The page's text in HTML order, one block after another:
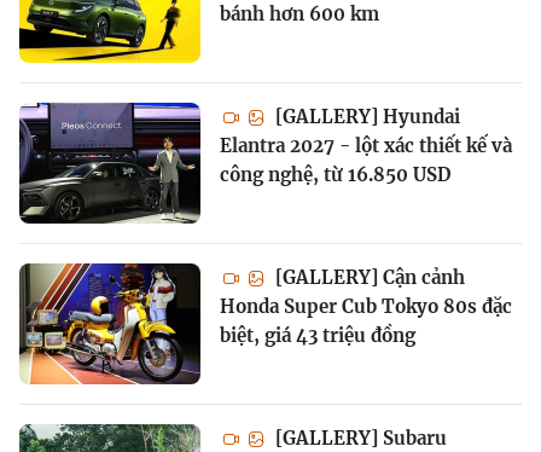
bánh hơn 600 km
[GALLERY] Hyundai
Elantra 2027 - lột xác thiết kế và
công nghệ, từ 16.850 USD
[GALLERY] Cận cảnh
Honda Super Cub Tokyo 80s đặc
biệt, giá 43 triệu đồng
[GALLERY] Subaru